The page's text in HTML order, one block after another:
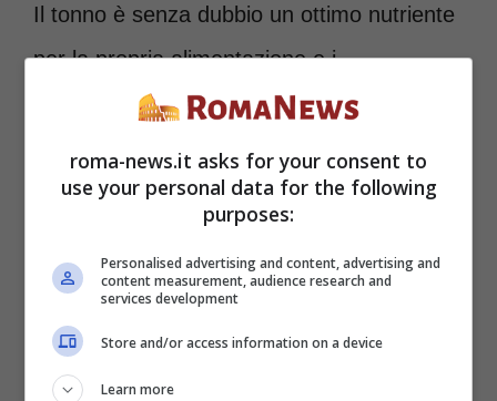
Il tonno è senza dubbio un ottimo nutriente
per la propria alimentazione e i
supermercati sono pieni di questo cibo
prodotto da tantissime aziende.
quale sia il migliore sono stati effettuati
anche da Il Salvagente e Qualescegliere,
così da dare più indicazioni ai consumatori.
roma-news.it asks for your consent to
use your personal data for the following
purposes:
Personalised advertising and content, advertising and
content measurement, audience research and
services development
Store and/or access information on a device
Learn more